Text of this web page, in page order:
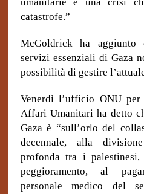
catastrofe.”
McGoldrick ha
servizi essenziali di Gaza
possibilità di gestire
Venerdì l’ufficio ONU
Affari Umanitari ha detto
Gaza è “sull’orlo del
decennale, alla
profonda tra i
peggioramento, al
personale medico del